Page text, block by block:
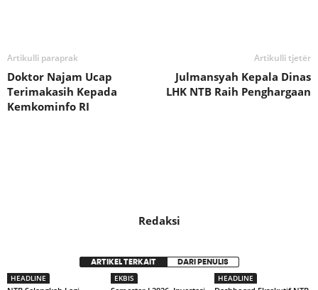
Artikulli paraprak
Doktor Najam Ucap
Terimakasih Kepada
Kemkominfo RI
Artikulli tjetër
Julmansyah Kepala Dinas
LHK NTB Raih Penghargaan
Redaksi
ARTIKEL TERKAIT DARI PENULIS
HEADLINE EKBIS HEADLINE